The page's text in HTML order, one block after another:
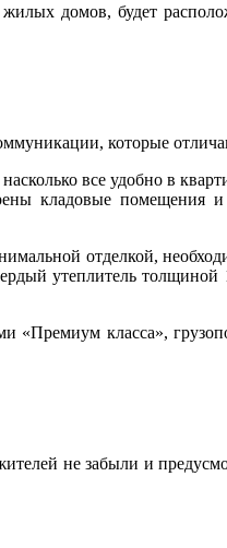
домов, будет
которые
все удобно в
кладовые помещения
отделкой,
утеплитель толщиной
класса»,
не забыли и